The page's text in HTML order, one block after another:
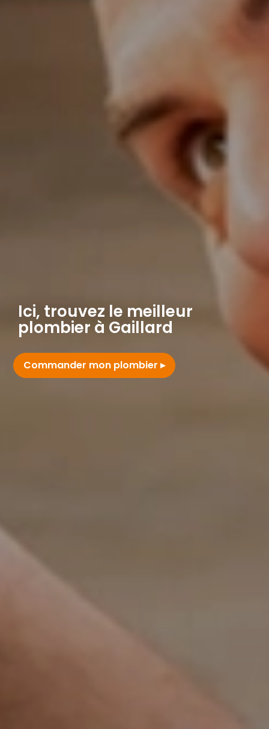
Ici, trouvez le meilleur
plombier à Gaillard
Commander mon plombier